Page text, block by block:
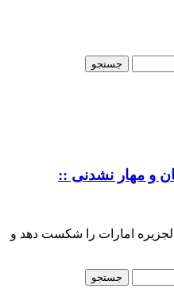
تراکتورسازی توانست با نتیجه 4-0 الجزیره امارات را شکست دهد و